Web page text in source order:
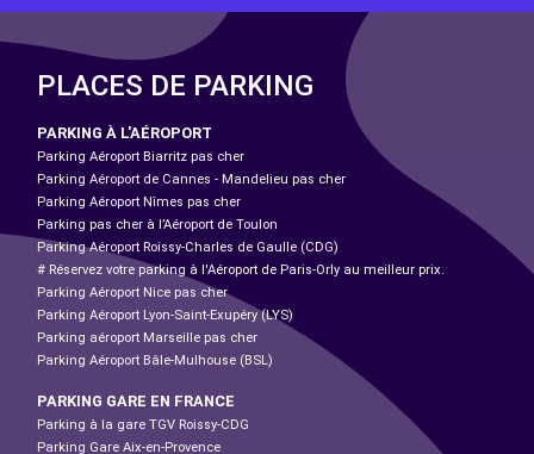
PLACES DE PARKING
PARKING À L'AÉROPORT
Parking Aéroport Biarritz pas cher
Parking Aéroport de Cannes - Mandelieu pas cher
Parking Aéroport Nîmes pas cher
Parking pas cher à l’Aéroport de Toulon
Parking Aéroport Roissy-Charles de Gaulle (CDG)
# Réservez votre parking à l'Aéroport de Paris-Orly au meilleur prix.
Parking Aéroport Nice pas cher
Parking Aéroport Lyon-Saint-Exupéry (LYS)
Parking aéroport Marseille pas cher
Parking Aéroport Bâle-Mulhouse (BSL)
PARKING GARE EN FRANCE
Parking à la gare TGV Roissy-CDG
Parking Gare Aix-en-Provence